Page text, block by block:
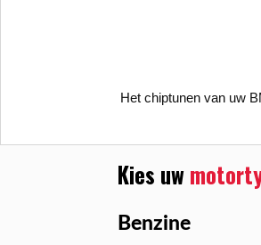
Het chiptunen van uw
Kies uw
Benzine